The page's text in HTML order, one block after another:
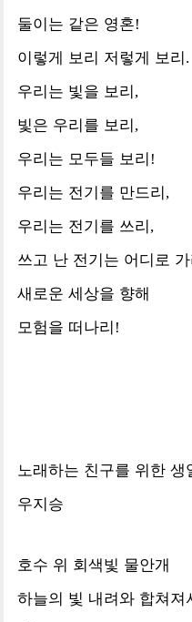
둘이는 같은 영혼!
이렇게 보리 저렇게 보리 .
우리는 빛을 보리 ,
빛은 우리를 보리 ,
우리는 모두들 보리 !
우리는 전기를 만드리 ,
우리는 전기를 쓰리 ,
쓰고 난 전기는 어디로 가
새로운 세상을 향해
모험을 떠나리 !
노래하는 친구를 위한 생
우지승
호수 위 회색빛 물안개
하늘의 빛 내려와 합쳐져